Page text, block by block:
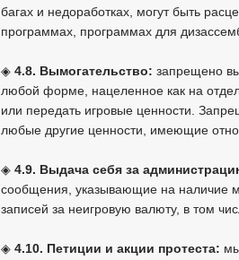
багах и недоработках, могут быть
программах, программах для
◈4.8. Вымогательство:запрещено
любой форме, нацеленное как на
или передать игровые ценности.
любые другие ценности, имеющие
◈4.9. Выдача себя за
сообщения, указывающие на наличие
записей за неигровую валюту, в том
◈4.10. Петиции и акции протеста: